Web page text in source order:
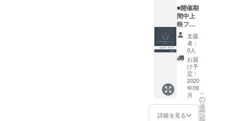
場合は
掲載不
要とさ
せてい
ただき
ます。
★全リ
ターン
「上乗
せ支
援」が
可能で
す。
載 ※ 公
式HPに
お名前
を掲載
させて
いただ
きま
す。 ※
支援
時、必
ず備考
欄にご
希望の
をご記
は、糸
島のゆ
かいな
知人な
ど呼ん
だりも
できま
す。 ※
のむな
ら泊ま
りたい
んだと
いう方
ラン風
りま
す。
10000
ルーメ
ンは１
台にな
りま
す。そ
れ以外
の各種
プロ
ジェク
ターは
使用で
です（1
車両最
大4名ま
で同乗
可） ※
シア
ターの
グラン
ドオー
プンが
10月の
場合
は、リ
ターン
■開催期
間中上
映フ
リーパ
スチ
ケット
（法
人） ※
開催期
間中の
フリー
パスチ
ケット
です。
支援
者：
0人
お届
け予
定：
2020
年09
月
詳細を見る
こ
の
リ
タ
ー
ン